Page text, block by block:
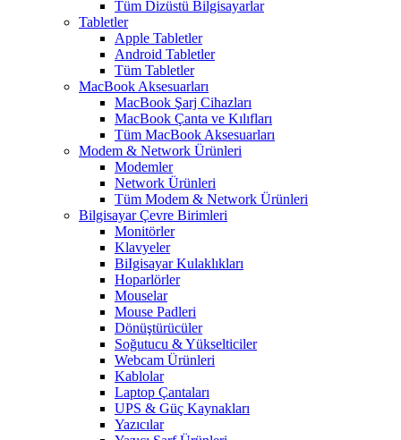
Tüm Dizüstü Bilgisayarlar
Tabletler
Apple Tabletler
Android Tabletler
Tüm Tabletler
MacBook Aksesuarları
MacBook Şarj Cihazları
MacBook Çanta ve Kılıfları
Tüm MacBook Aksesuarları
Modem & Network Ürünleri
Modemler
Network Ürünleri
Tüm Modem & Network Ürünleri
Bilgisayar Çevre Birimleri
Monitörler
Klavyeler
BiIgisayar Kulaklıkları
Hoparlörler
Mouselar
Mouse Padleri
Dönüştürücüler
Soğutucu & Yükselticiler
Webcam Ürünleri
Kablolar
Laptop Çantaları
UPS & Güç Kaynakları
Yazıcılar